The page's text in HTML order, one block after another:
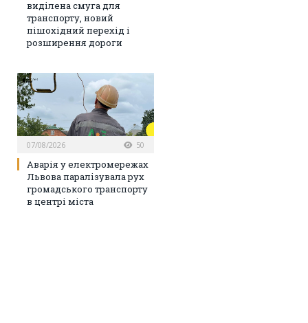
виділена смуга для
транспорту, новий
пішохідний перехід і
розширення дороги
07/08/2026 50
Аварія у електромережах
Львова паралізувала рух
громадського транспорту
в центрі міста